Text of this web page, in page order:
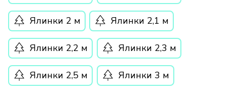
Ялинки 3 м
Ялинки 2,5 м
Ялинки 2,3 м
Ялинки 2,2 м
Ялинки 2,1 м
Ялинки 2 м